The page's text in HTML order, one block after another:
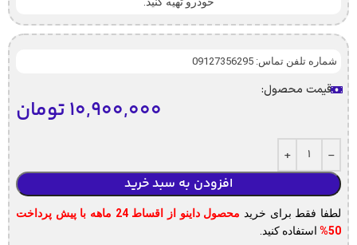
شماره تلفن تماس: 09127356295
قیمت محصول:
۱۰,۹۰۰,۰۰۰تومان
افزودن به سبد خرید
لطفا فقط برای خرید
محصول داینو از اقساط 24 ماهه با پیش پرداخت
50%
استفاده کنید.